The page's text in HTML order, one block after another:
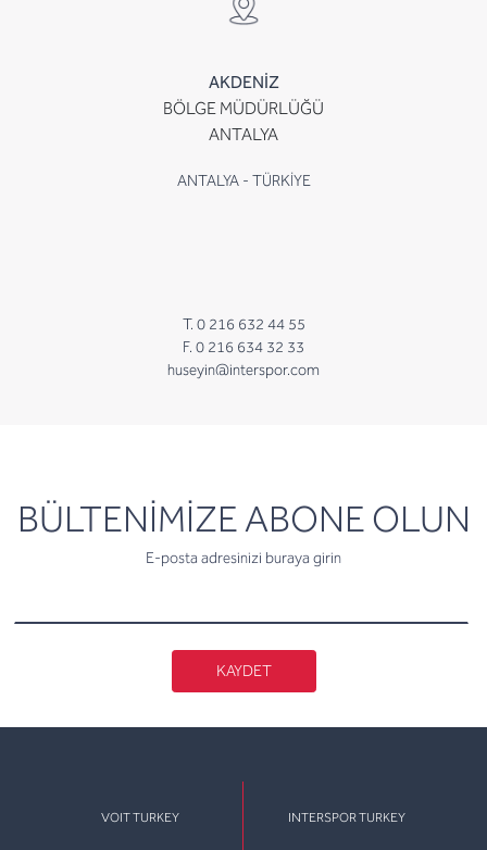
AKDENİZ
BÖLGE MÜDÜRLÜĞÜ
ANTALYA
ANTALYA - TÜRKİYE
T. 0 216 632 44 55
F. 0 216 634 32 33
huseyin@interspor.com
BÜLTENİMİZE ABONE OLUN
E-posta adresinizi buraya girin
newsletter
KAYDET
VOIT TURKEY INTERSPOR TURKEY